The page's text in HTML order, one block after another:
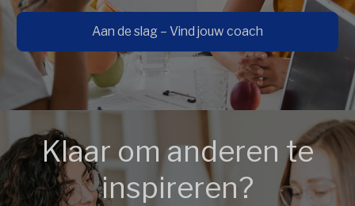
Aan de slag – Vind jouw coach
Klaar om anderen te
inspireren?